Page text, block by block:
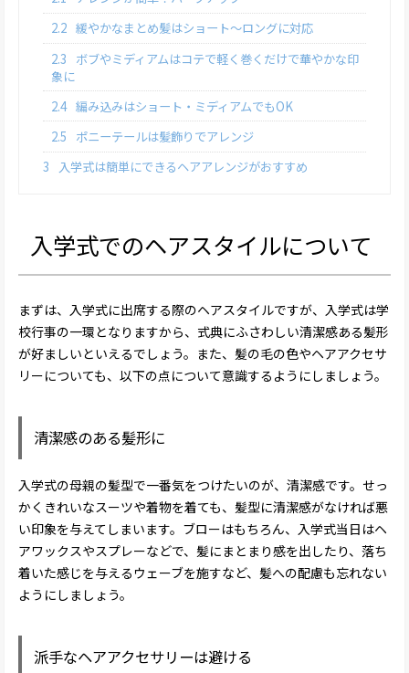
2.2 緩やかなまとめ髪はショート～ロングに対応
2.3
ボブやミディアムはコテで軽く巻くだけで華やかな印
象に
2.4 編み込みはショート・ミディアムでもOK
2.5
ポニーテールは髪飾りでアレンジ
3
入学式は簡単にできるヘアアレンジがおすすめ
入学式でのヘアスタイルについて
まずは、入学式に出席する際のヘアスタイルですが、入学式は学
校行事の一環となりますから、式典にふさわしい清潔感ある髪形
が好ましいといえるでしょう。また、髪の毛の色やヘアアクセサ
リーについても、以下の点について意識するようにしましょう。
清潔感のある髪形に
入学式の母親の髪型で一番気をつけたいのが、清潔感です。せっ
かくきれいなスーツや着物を着ても、髪型に清潔感がなければ悪
い印象を与えてしまいます。ブローはもちろん、入学式当日はヘ
アワックスやスプレーなどで、髪にまとまり感を出したり、落ち
着いた感じを与えるウェーブを施すなど、髪への配慮も忘れない
ようにしましょう。
派手なヘアアクセサリーは避ける